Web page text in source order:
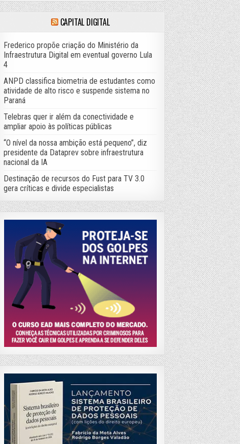
CAPITAL DIGITAL
Frederico propõe criação do Ministério da
Infraestrutura Digital em eventual governo Lula
4
ANPD classifica biometria de estudantes como
atividade de alto risco e suspende sistema no
Paraná
Telebras quer ir além da conectividade e
ampliar apoio às políticas públicas
“O nível da nossa ambição está pequeno”, diz
presidente da Dataprev sobre infraestrutura
nacional da IA
Destinação de recursos do Fust para TV 3.0
gera críticas e divide especialistas